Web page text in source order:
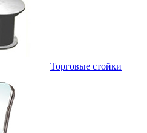
Торговые стойки